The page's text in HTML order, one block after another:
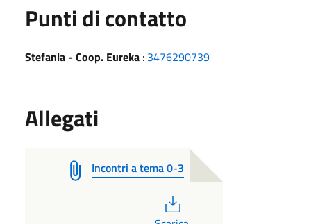
Punti di contatto
Stefania - Coop. Eureka : 3476290739
Allegati
Incontri a tema 0-3